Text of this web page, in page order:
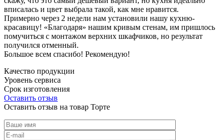
вписалась и цвет выбрала такой, как мне нравится.
Примерно через 2 недели нам установили нашу кухню-
красавицу! «Благодаря» нашим кривым стенам, им пришлось
помучиться с монтажом верхних шкафчиков, но результат
получился отменный.
Большое всем спасибо! Рекомендую!
Качество продукции
Уровень сервиса
Срок изготовления
Оставить отзыв
Оставить отзыв на товар Торте